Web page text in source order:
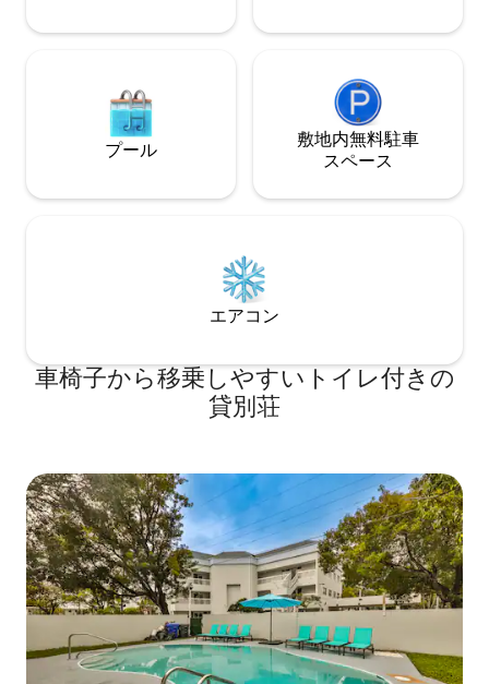
プール
敷地内無料駐⁠車
ス⁠ペ⁠ー⁠ス
エアコン
車椅子から移乗しやすいトイレ付きの
貸別荘